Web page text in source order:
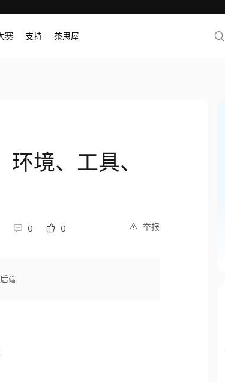
赛 支持 茶思屋
境、工具、
举报
0 0
端